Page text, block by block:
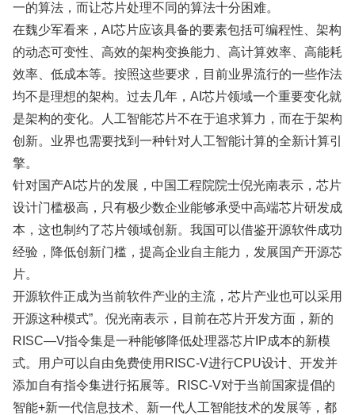
一的算法，而让芯片处理不同的算法十分困难。
在魏少军看来，AI芯片应该具备的要素包括可编程性、架构
的动态可变性、高效的架构变换能力、高计算效率、高能耗
效率、低成本等。按照这些要求，目前业界流行的一些作法
均不是理想的架构。过去几年，AI芯片领域一个重要变化就
是架构的变化。人工智能芯片不在于追求算力，而在于架构
创新。业界也需要找到一种针对人工智能计算的全新计算引
擎。
针对国产AI芯片的发展，中国工程院院士倪光南表示，芯片
设计门槛极高，只有极少数企业能够承受中高端芯片研发成
本，这也制约了芯片领域创新。我国可以借鉴开源软件成功
经验，降低创新门槛，提高企业自主能力，发展国产开源芯
片。
开源软件正成为当前软件产业的主流，芯片产业也可以采用
开源这种模式”。倪光南表示，目前在芯片开发方面，新的
RISC—V指令集是一种能够降低处理器芯片IP成本的新模
式。用户可以自由免费使用RISC-V进行CPU设计、开发并
添加自有指令集进行拓展等。RISC-V对于当前国家提倡的
智能+新一代信息技术、新一代人工智能技术的发展等，都